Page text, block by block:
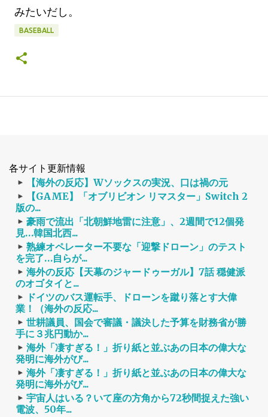
みたいだし。
BASEBALL
各サイト更新情報
【海外の反応】Wソックスの実況、口は禍の元
【GAME】「オブリビオン リマスター」Switch 2
版の...
豪雨で流出「北朝鮮地雷に注意」、2週間で12個発
見…韓国北西...
熟練オペレーター不要な「迎撃ドローン」のテスト
を完了…自らが...
海外の反応【天幕のジャードゥーガル】7話 穏健派
のオゴタイと...
ドイツのバス運転手、ドローンを蹴り落とす大偉
業！（海外の反応...
世耕議員、国会で審議・議決した予算を財務省が勝
手に３兆円動か...
海外「凄すぎる！」折り紙と並ぶあの日本の偉大な
発明に海外がび...
海外「凄すぎる！」折り紙と並ぶあの日本の偉大な
発明に海外がび...
宇宙人はいる？いて座の方角から72秒間捉えた強い
電波、50年...